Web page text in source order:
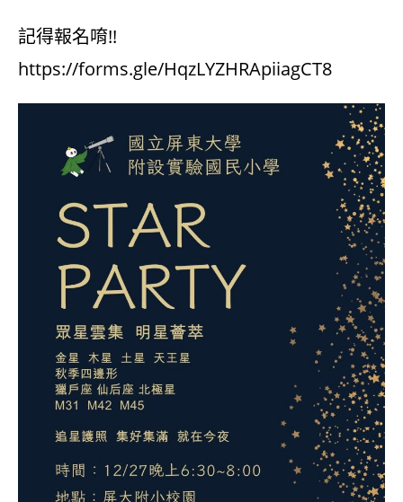
記得報名唷!!
https://forms.gle/HqzLYZHRApiiagCT8